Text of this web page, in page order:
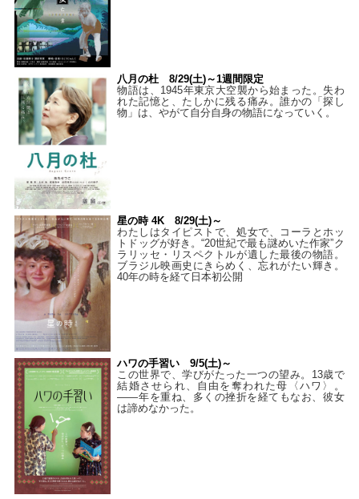
八月の杜 8/29(土)～1週間限定
物語は、1945年東京大空襲から始まった。失わ
れた記憶と、たしかに残る痛み。誰かの「探し
物」は、やがて自分自身の物語になっていく。
星の時 4K 8/29(土)～
わたしはタイピストで、処⼥で、コーラとホッ
トドッグが好き。“20世紀で最も謎めいた作家”ク
ラリッセ・リスペクトルが遺した最後の物語。
ブラジル映画史にきらめく、忘れがたい輝き。
40年の時を経て⽇本初公開
ハワの手習い 9/5(土)～
この世界で、学びがたった一つの望み。13歳で
結婚させられ、自由を奪われた母〈ハワ〉。
——年を重ね、多くの挫折を経てもなお、彼女
は諦めなかった。